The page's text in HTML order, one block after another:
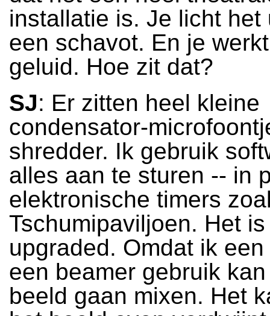
installatie is. Je licht het
een schavot. En je
geluid. Hoe zit dat?
SJ: Er zitten heel kleine
condensator-
shredder. Ik gebruik
alles aan te sturen -- in
elektronische timers
Tschumipaviljoen. Het
upgraded. Omdat ik
een beamer gebruik
beeld gaan mixen. Het